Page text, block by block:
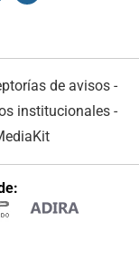
de avisos -
institucionales-